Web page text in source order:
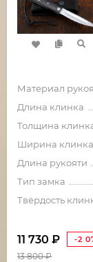
Материал
Длина клинка
Толщина
Ширина клинка
Длина рукояти
Тип замка
Твёрдость
11 730 ₽ -2
13 800₽